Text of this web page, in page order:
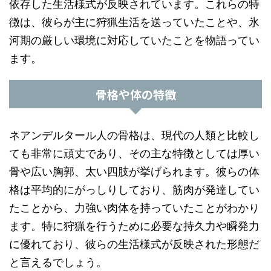
依存した生活様式が反映されています。これらの特
徴は、彼らが主に狩猟生活を送っていたことや、氷
河期の厳しい環境に対応していたことを物語ってい
ます。
骨格や体の特徴
ネアンデルタール人の骨格は、現代の人類と比較し
ても非常に頑丈であり、その主な特徴としては厚い
骨や広い胸郭、太い四肢が挙げられます。彼らの体
格は平均的にがっしりしており、筋肉が発達してい
たことから、力強い肉体を持っていたことがわかり
ます。特に狩猟を行うために必要な持久力や瞬発力
に優れており、彼らの生活様式が反映された形態だ
と言えるでしょう。